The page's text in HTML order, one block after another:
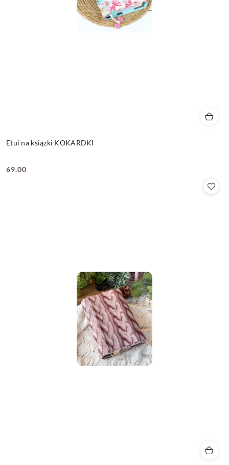
Etui na ksiązki KOKARDKI
Cena:
69.00